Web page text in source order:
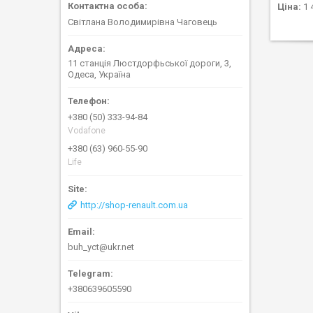
Ціна: 1
Світлана Володимирівна Чаговець
11 станція Люстдорфьської дороги, 3,
Одеса, Україна
+380 (50) 333-94-84
Vodafone
+380 (63) 960-55-90
Life
http://shop-renault.com.ua
buh_yct@ukr.net
+380639605590